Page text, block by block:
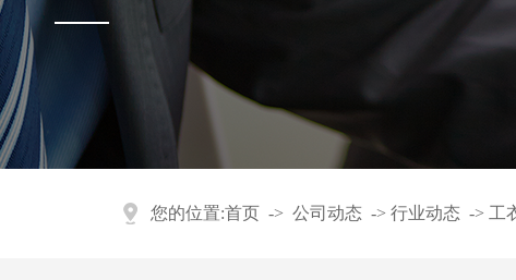
您的位置:首页 -> 公司动态 -> 行业动态 -> 工